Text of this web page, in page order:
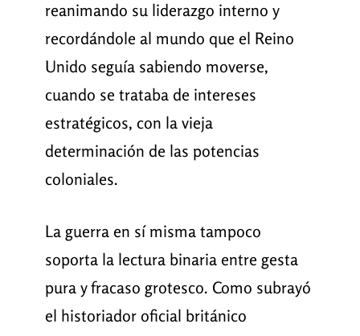
reanimando su liderazgo interno y
recordándole al mundo que el Reino
Unido seguía sabiendo moverse,
cuando se trataba de intereses
estratégicos, con la vieja
determinación de las potencias
coloniales.
La guerra en sí misma tampoco
soporta la lectura binaria entre gesta
pura y fracaso grotesco. Como subrayó
el historiador oficial británico